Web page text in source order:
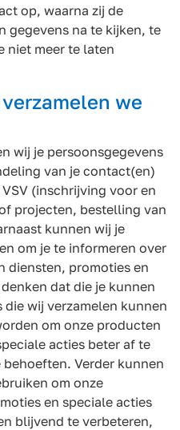
op, waarna zij de
gegevens na te kijken, te
niet meer te laten
we
wij je persoonsgegevens
van je contact(en)
(inschrijving voor en
projecten, bestelling van
kunnen wij je
om je te informeren over
diensten, promoties en
dat die je kunnen
wij verzamelen kunnen
om onze producten
acties beter af te
Verder kunnen
om onze
en speciale acties
blijvend te verbeteren,